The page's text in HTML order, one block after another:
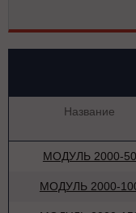
Название
МОДУЛЬ 2000-50
МОДУЛЬ 2000-